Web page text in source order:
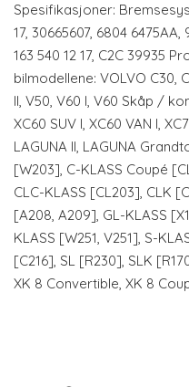
Spesifikasjoner:
17, 30665607, 6804 6475AA,
163 540 12 17, C2C 39935
bilmodellene: VOLVO C30,
II, V50, V60 I, V60 Skåp /
XC60 SUV I, XC60 VAN I,
LAGUNA II, LAGUNA
[W203], C-KLASS Coupé
CLC-KLASS [CL203], CLK
[A208, A209], GL-KLASS
KLASS [W251, V251], S-
[C216], SL [R230], SLK
XK 8 Convertible, XK 8